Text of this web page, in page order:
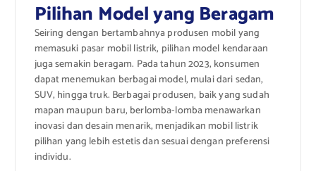
Pilihan Model yang Beragam
Seiring dengan bertambahnya produsen mobil yang
memasuki pasar mobil listrik, pilihan model kendaraan
juga semakin beragam. Pada tahun 2023, konsumen
dapat menemukan berbagai model, mulai dari sedan,
SUV, hingga truk. Berbagai produsen, baik yang sudah
mapan maupun baru, berlomba-lomba menawarkan
inovasi dan desain menarik, menjadikan mobil listrik
pilihan yang lebih estetis dan sesuai dengan preferensi
individu.